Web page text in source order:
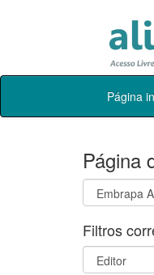
Skip
Página
Página
Filtros